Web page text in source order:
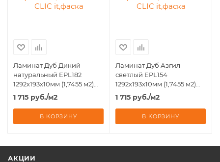
Ламинат Дуб Дикий
натуральный EPL182
1292х193х10мм (1,7455 м2)
7шт - 0,249м2 33 кл. CLIC
it,фаска
1 715 руб./м2
В КОРЗИНУ
Ламинат Дуб Азгил
светлый EPL154
1292х193х10мм (1,7455 м2)
7шт - 0,249м2 33 кл. CLIC
it,фаска
1 715 руб./м2
В КОРЗИНУ
АКЦИИ